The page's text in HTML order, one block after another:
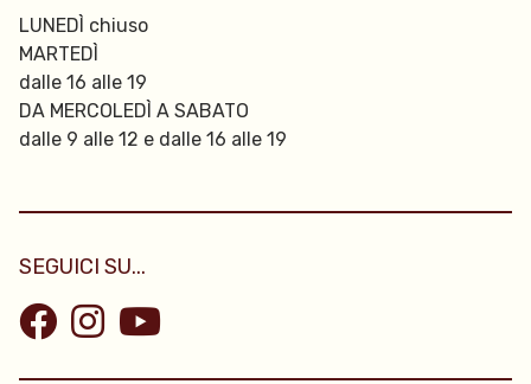
LUNEDÌ chiuso
MARTEDÌ
dalle 16 alle 19
DA MERCOLEDÌ A SABATO
dalle 9 alle 12 e dalle 16 alle 19
SEGUICI SU...